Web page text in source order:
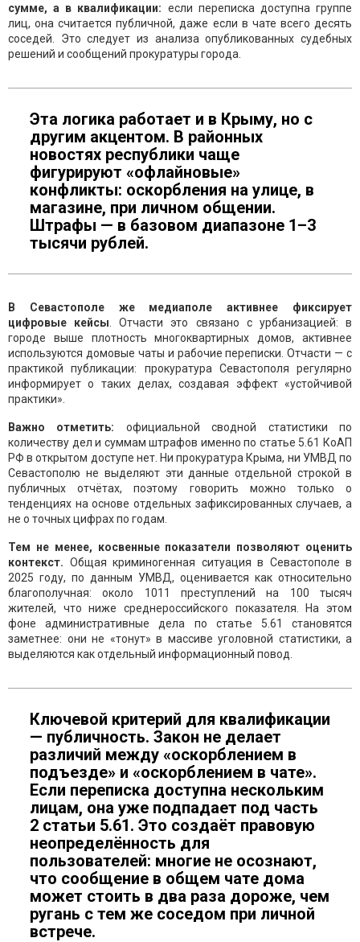
сумме, а в квалификации: если переписка доступна группе
лиц, она считается публичной, даже если в чате всего десять
соседей. Это следует из анализа опубликованных судебных
решений и сообщений прокуратуры города.
Эта логика работает и в Крыму, но с
другим акцентом. В районных
новостях республики чаще
фигурируют «офлайновые»
конфликты: оскорбления на улице, в
магазине, при личном общении.
Штрафы — в базовом диапазоне 1–3
тысячи рублей.
В Севастополе же медиаполе активнее фиксирует
цифровые кейсы . Отчасти это связано с урбанизацией: в
городе выше плотность многоквартирных домов, активнее
используются домовые чаты и рабочие переписки. Отчасти — с
практикой публикации: прокуратура Севастополя регулярно
информирует о таких делах, создавая эффект «устойчивой
практики».
Важно отметить: официальной сводной статистики по
количеству дел и суммам штрафов именно по статье 5.61 КоАП
РФ в открытом доступе нет. Ни прокуратура Крыма, ни УМВД по
Севастополю не выделяют эти данные отдельной строкой в
публичных отчётах, поэтому говорить можно только о
тенденциях на основе отдельных зафиксированных случаев, а
не о точных цифрах по годам.
Тем не менее, косвенные показатели позволяют оценить
контекст. Общая криминогенная ситуация в Севастополе в
2025 году, по данным УМВД, оценивается как относительно
благополучная: около 1011 преступлений на 100 тысяч
жителей, что ниже среднероссийского показателя. На этом
фоне административные дела по статье 5.61 становятся
заметнее: они не «тонут» в массиве уголовной статистики, а
выделяются как отдельный информационный повод.
Ключевой критерий для квалификации
— публичность. Закон не делает
различий между «оскорблением в
подъезде» и «оскорблением в чате».
Если переписка доступна нескольким
лицам, она уже подпадает под часть
2 статьи 5.61. Это создаёт правовую
неопределённость для
пользователей: многие не осознают,
что сообщение в общем чате дома
может стоить в два раза дороже, чем
ругань с тем же соседом при личной
встрече.